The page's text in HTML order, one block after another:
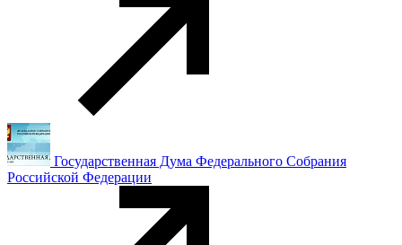
Государственная Дума Федерального Собрания
Российской Федерации